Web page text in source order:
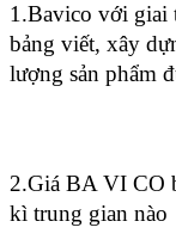
1.Bavico với giai
bảng viết, xây
lượng sản phẩm
2.Giá BA VI CO
kì trung gian nào